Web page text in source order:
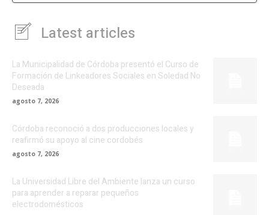
Latest articles
La Municipalidad de Córdoba presentó el Curso de
Formación de Linkeadores Sociales en Soledad No
Deseada
agosto 7, 2026
Córdoba reconoció a dos producciones locales y
reafirmó su apoyo al cine cordobés
agosto 7, 2026
La Universidad Libre del Ambiente lanza un curso
para aprender a reparar pequeños
electrodomésticos